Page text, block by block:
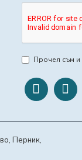
Прочел съм и
Перник,